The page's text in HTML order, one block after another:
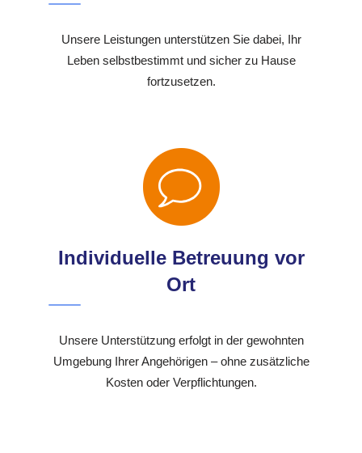
Unsere Leistungen unterstützen Sie dabei, Ihr
Leben selbstbestimmt und sicher zu Hause
fortzusetzen.
Individuelle Betreuung vor
Ort
Unsere Unterstützung erfolgt in der gewohnten
Umgebung Ihrer Angehörigen – ohne zusätzliche
Kosten oder Verpflichtungen.